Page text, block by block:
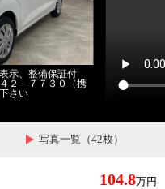
示、整備保証付
２－７７３０（携
さい
写真一覧（42枚）
104.8万円